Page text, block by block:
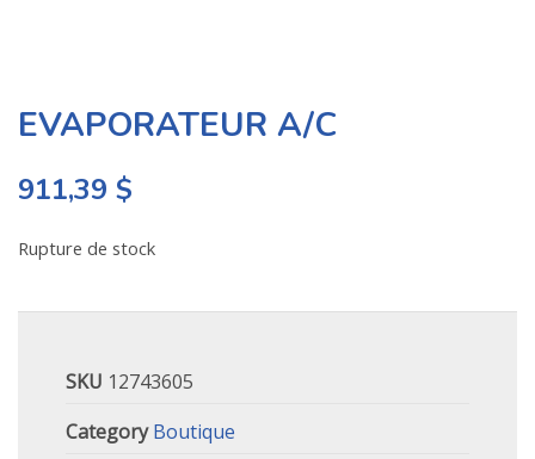
EVAPORATEUR A/C
911,39 $
Rupture de stock
SKU 12743605
Category Boutique